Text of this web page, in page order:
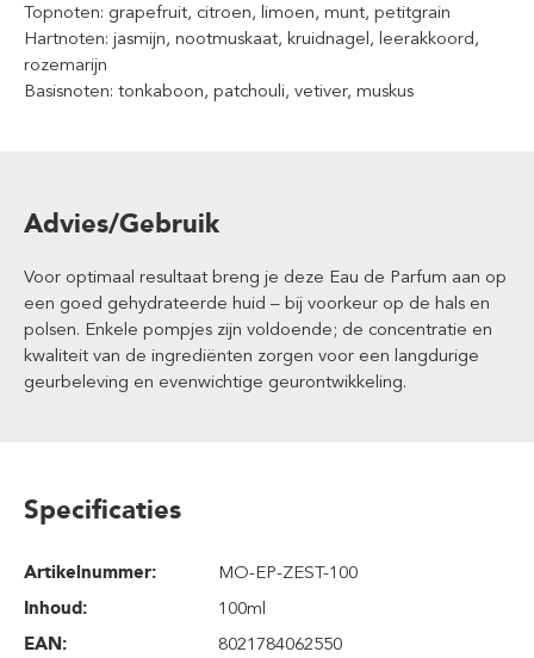
Topnoten: grapefruit, citroen, limoen, munt, petitgrain
Hartnoten: jasmijn, nootmuskaat, kruidnagel, leerakkoord,
rozemarijn
Basisnoten: tonkaboon, patchouli, vetiver, muskus
Advies/Gebruik
Voor optimaal resultaat breng je deze Eau de Parfum aan op
een goed gehydrateerde huid – bij voorkeur op de hals en
polsen. Enkele pompjes zijn voldoende; de concentratie en
kwaliteit van de ingrediënten zorgen voor een langdurige
geurbeleving en evenwichtige geurontwikkeling.
Specificaties
Artikelnummer:
MO-EP-ZEST-100
Inhoud:
100ml
EAN:
8021784062550